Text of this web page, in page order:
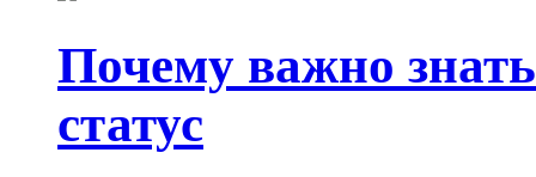
Почему важно
статус